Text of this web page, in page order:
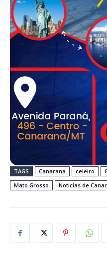
TAGS Canarana celeiro
Mato Grosso
Noticias de